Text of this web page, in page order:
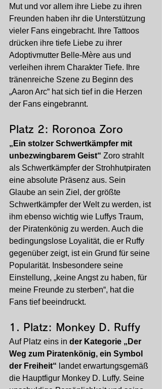
Mut und vor allem ihre Liebe zu ihren
Freunden haben ihr die Unterstützung
vieler Fans eingebracht. Ihre Tattoos
drücken ihre tiefe Liebe zu ihrer
Adoptivmutter Belle-Mère aus und
verleihen ihrem Charakter Tiefe. Ihre
tränenreiche Szene zu Beginn des
„Aaron Arc“ hat sich tief in die Herzen
der Fans eingebrannt.
Platz 2: Roronoa Zoro
„Ein stolzer Schwertkämpfer mit
unbezwingbarem Geist“ Zoro strahlt
als Schwertkämpfer der Strohhutpiraten
eine absolute Präsenz aus. Sein
Glaube an sein Ziel, der größte
Schwertkämpfer der Welt zu werden, ist
ihm ebenso wichtig wie Luffys Traum,
der Piratenkönig zu werden. Auch die
bedingungslose Loyalität, die er Ruffy
gegenüber zeigt, ist ein Grund für seine
Popularität. Insbesondere seine
Einstellung, „keine Angst zu haben, für
meine Freunde zu sterben“, hat die
Fans tief beeindruckt.
1. Platz: Monkey D. Ruffy
Auf Platz eins in der Kategorie „Der
Weg zum Piratenkönig, ein Symbol
der Freiheit“ landet erwartungsgemäß
die Hauptfigur Monkey D. Luffy. Seine